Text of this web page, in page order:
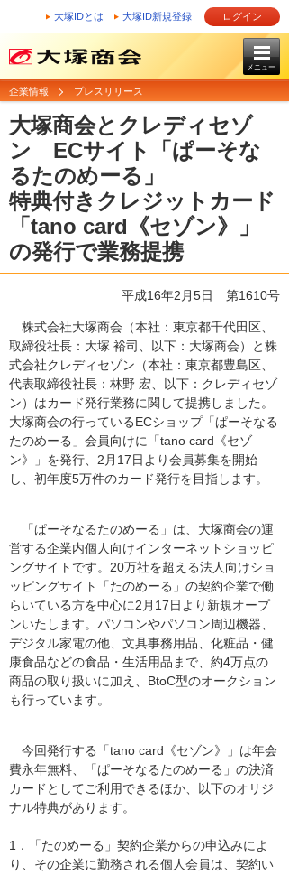
大塚IDとは 大塚ID新規登録 ログイン
メニュー
企業情報 プレスリリース
大塚商会とクレディセゾ
ン ECサイト「ぱーそな
るたのめーる」
特典付きクレジットカード
「tano card《セゾン》」
の発行で業務提携
平成16年2月5日 第1610号
株式会社大塚商会（本社：東京都千代田区、
取締役社長：大塚 裕司、以下：大塚商会）と株
式会社クレディセゾン（本社：東京都豊島区、
代表取締役社長：林野 宏、以下：クレディセゾ
ン）はカード発行業務に関して提携しました。
大塚商会の行っているECショップ「ぱーそなる
たのめーる」会員向けに「tano card《セゾ
ン》」を発行、2月17日より会員募集を開始
し、初年度5万件のカード発行を目指します。
「ぱーそなるたのめーる」は、大塚商会の運
営する企業内個人向けインターネットショッピ
ングサイトです。20万社を超える法人向けショ
ッピングサイト「たのめーる」の契約企業で働
らいている方を中心に2月17日より新規オープ
ンいたします。パソコンやパソコン周辺機器、
デジタル家電の他、文具事務用品、化粧品・健
康食品などの食品・生活用品まで、約4万点の
商品の取り扱いに加え、BtoC型のオークション
も行っています。
今回発行する「tano card《セゾン》」は年会
費永年無料、「ぱーそなるたのめーる」の決済
カードとしてご利用できるほか、以下のオリジ
ナル特典があります。
1．「たのめーる」契約企業からの申込みによ
り、その企業に勤務される個人会員は、契約い